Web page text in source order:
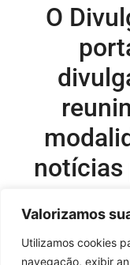
Valorizamos
Utilizamos cookies
navegação, exibir
O
notícias
Editor-